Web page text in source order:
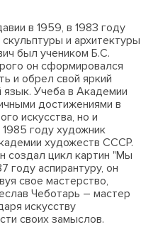
в 1959, в 1983 году
и архитектуры
был учеником Б.С.
он сформировался
и обрел свой яркий
Учеба в Академии
достижениями в
искусства, но и
году художник
художеств СССР.
создал цикл картин "Мы
году аспирантуру, он
свое мастерство,
Чеботарь – мастер
искусству
своих замыслов.